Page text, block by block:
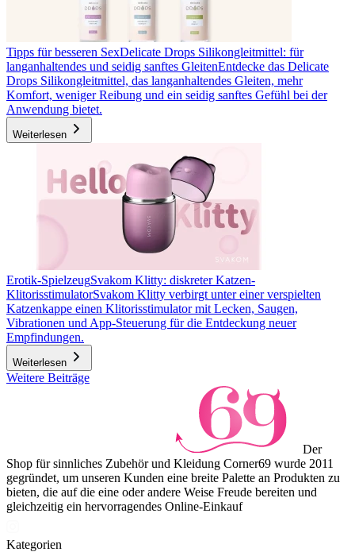
Tipps für besseren SexDelicate Drops Silikongleitmittel: für
langanhaltendes und seidig sanftes GleitenEntdecke das Delicate
Drops Silikongleitmittel, das langanhaltendes Gleiten, mehr
Komfort, weniger Reibung und ein seidig sanftes Gefühl bei der
Anwendung bietet.
Weiterlesen
Erotik-SpielzeugSvakom Klitty: diskreter Katzen-
KlitorisstimulatorSvakom Klitty verbirgt unter einer verspielten
Katzenkappe einen Klitorisstimulator mit Lecken, Saugen,
Vibrationen und App-Steuerung für die Entdeckung neuer
Empfindungen.
Weiterlesen
Weitere Beiträge
Der
Shop für sinnliches Zubehör und Kleidung Corner69 wurde 2011
gegründet, um unseren Kunden eine breite Palette an Produkten zu
bieten, die auf die eine oder andere Weise Freude bereiten und
gleichzeitig ein hervorragendes Online-Einkauf
Kategorien